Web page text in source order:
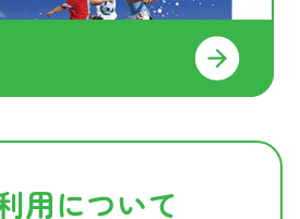
用について